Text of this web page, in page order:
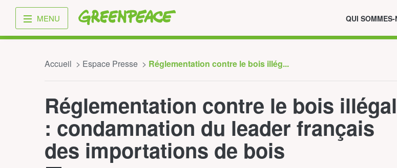
Greenpeace
MENU QUI
Accueil Espace Presse Réglementation contre le bois illég...
Réglementation contre le bois illégal
: condamnation du leader français
des importations de bois